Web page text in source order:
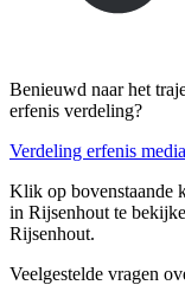
Benieuwd naar het
erfenis verdeling?
Verdeling erfenis
Klik op bovenstaande
in Rijsenhout te
Rijsenhout.
Veelgestelde vragen